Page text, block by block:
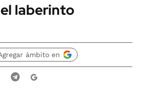
laberinto
ámbito en